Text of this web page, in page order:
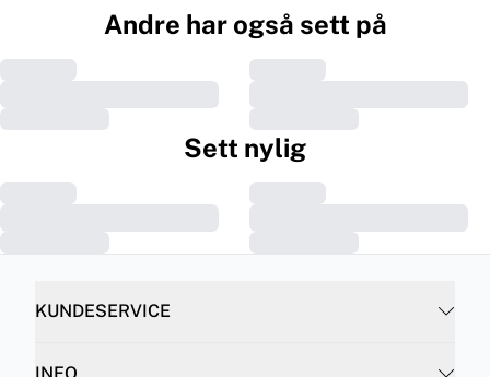
Andre har også sett på
Sett nylig
KUNDESERVICE
INFO